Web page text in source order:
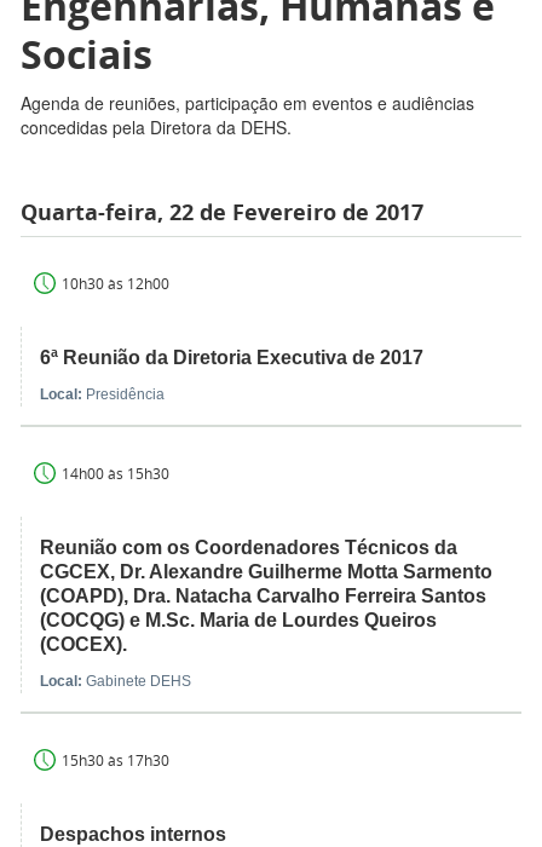
Sociais
Agenda de reuniões, participação em eventos e audiências
concedidas pela Diretora da DEHS.
Quarta-feira, 22 de Fevereiro de 2017
10h30 às 12h00
6ª Reunião da Diretoria Executiva de 2017
Local: Presidência
14h00 às 15h30
Reunião com os Coordenadores Técnicos da
CGCEX, Dr. Alexandre Guilherme Motta Sarmento
(COAPD), Dra. Natacha Carvalho Ferreira Santos
(COCQG) e M.Sc. Maria de Lourdes Queiros
(COCEX).
Local: Gabinete DEHS
15h30 às 17h30
Despachos internos